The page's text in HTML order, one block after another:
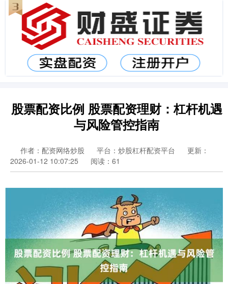
股票配资比例 股票配资理财：杠杆机遇
与风险管控指南
作者：配资网络炒股 平台：炒股杠杆配资平台
更新：
2026-01-12 10:07:25
阅读：61